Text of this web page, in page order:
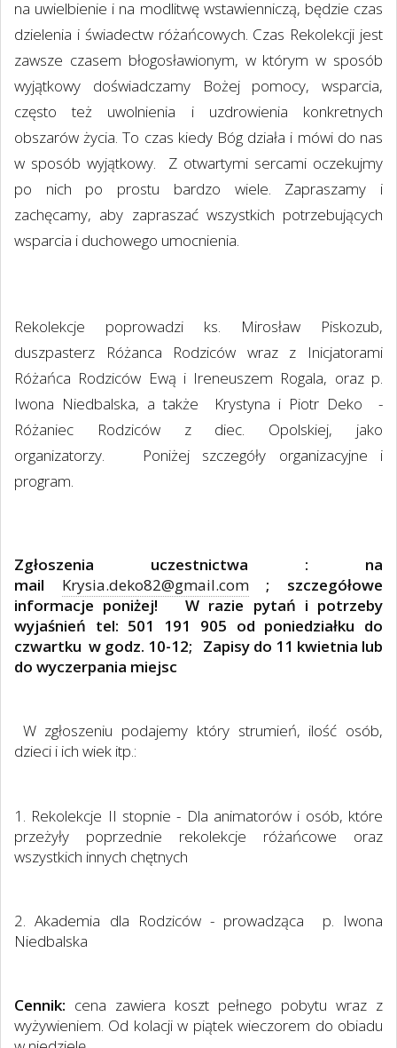
na uwielbienie i na modlitwę wstawienniczą, będzie czas
dzielenia i świadectw różańcowych. Czas Rekolekcji jest
zawsze czasem błogosławionym, w którym w sposób
wyjątkowy doświadczamy Bożej pomocy, wsparcia,
często też uwolnienia i uzdrowienia konkretnych
obszarów życia. To czas kiedy Bóg działa i mówi do nas
w sposób wyjątkowy.
Z otwartymi sercami oczekujmy
po nich po prostu bardzo wiele. Zapraszamy i
zachęcamy, aby zapraszać wszystkich potrzebujących
wsparcia i duchowego umocnienia.
Rekolekcje poprowadzi ks. Mirosław Piskozub,
duszpasterz Różanca Rodziców wraz z Inicjatorami
Różańca Rodziców Ewą i Ireneuszem Rogala, oraz p.
Iwona Niedbalska, a także
Krystyna i Piotr Deko
-
Różaniec Rodziców z diec. Opolskiej, jako
organizatorzy.
Poniżej szczegóły organizacyjne i
program.
Zgłoszenia uczestnictwa : na
mail Krysia.deko82@gmail.com; szczegółowe
informacje poniżej!
W razie pytań i potrzeby
wyjaśnień tel: 501 191 905 od poniedziałku do
czwartku w godz. 10-12;
Zapisy do 11 kwietnia lub
do wyczerpania miejsc
W zgłoszeniu podajemy który strumień, ilość osób,
dzieci i ich wiek itp.:
1. Rekolekcje II stopnie - Dla animatorów i osób, które
przeżyły poprzednie rekolekcje różańcowe oraz
wszystkich innych chętnych
2. Akademia dla Rodziców - prowadząca
p. Iwona
Niedbalska
Cennik: cena zawiera koszt pełnego pobytu wraz z
wyżywieniem. Od kolacji w piątek wieczorem do obiadu